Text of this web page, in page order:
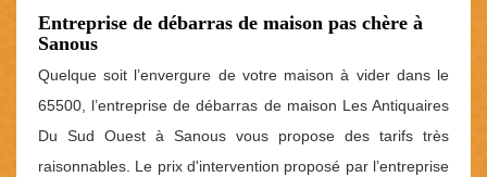
Entreprise de débarras de maison pas chère à
Sanous
Quelque soit l’envergure de votre maison à vider dans le
65500, l’entreprise de débarras de maison Les Antiquaires
Du Sud Ouest à Sanous vous propose des tarifs très
raisonnables. Le prix d'intervention proposé par l’entreprise